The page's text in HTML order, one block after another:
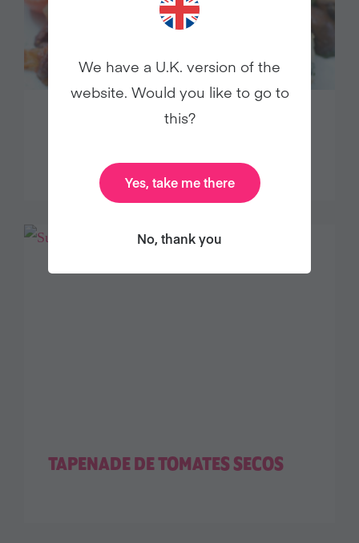
CÓMO… ¡GRAN DESAYUNO
TAPENADE DE TOMATES SECOS
We have a U.K. version of the
website. Would you like to go to
this?
Yes, take me there
No, thank you